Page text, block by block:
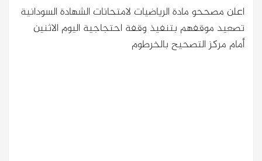
اعلن مصححو مادة الرياضيات لامتحانات الشهادة السودانية
تصعيد موقفهم بتنفيذ وقفة احتجاجية اليوم الاثنين
أمام مركز التصحيح بالخرطوم